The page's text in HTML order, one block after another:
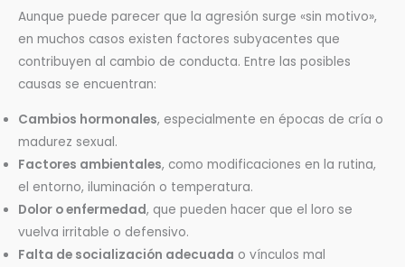
Aunque puede parecer que la agresión surge «sin motivo»,
en muchos casos existen factores subyacentes que
contribuyen al cambio de conducta. Entre las posibles
causas se encuentran:
Cambios hormonales, especialmente en épocas de cría o
madurez sexual.
Factores ambientales, como modificaciones en la rutina,
el entorno, iluminación o temperatura.
Dolor o enfermedad, que pueden hacer que el loro se
vuelva irritable o defensivo.
Falta de socialización adecuada o vínculos mal